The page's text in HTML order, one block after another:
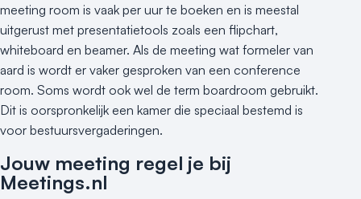
Groene locatie
Heisessie
Hotel
Hybride events
Industriële locatie
Kasteel en landgoed
Kleine / intieme locatie
Locaties aan zee
Museum
meeting room is vaak per uur te boeken en is meestal
uitgerust met presentatietools zoals een flipchart,
whiteboard en beamer. Als de meeting wat formeler van
aard is wordt er vaker gesproken van een conference
room. Soms wordt ook wel de term boardroom gebruikt.
Dit is oorspronkelijk een kamer die speciaal bestemd is
voor bestuursvergaderingen.
Jouw meeting regel je bij
Meetings.nl